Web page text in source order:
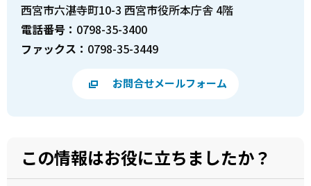
西宮市六湛寺町10-3 西宮市役所本庁舎 4階
電話番号： 0798-35-3400
ファックス： 0798-35-3449
お問合せメールフォーム
この情報はお役に立ちましたか？